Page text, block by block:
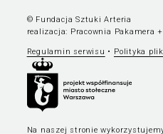
© Fundacja Sztuki Arteria
realizacja: Pracownia Pakamera +
Regulamin serwisu • Polityka
Na naszej stronie